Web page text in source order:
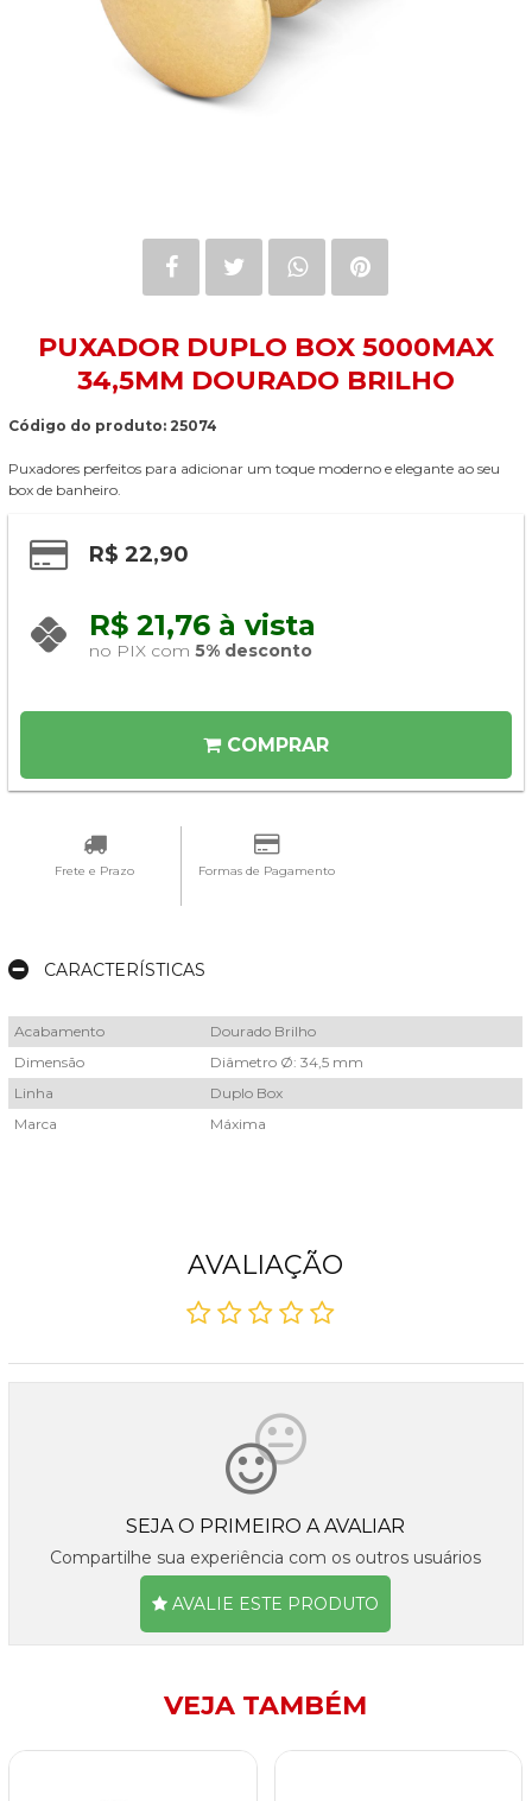
PUXADOR DUPLO BOX 5000MAX
34,5MM DOURADO BRILHO
Código do produto: 25074
Puxadores perfeitos para adicionar um toque moderno e elegante ao seu
box de banheiro.
R$ 22,90
R$ 21,76 à vista
no PIX com 5% desconto
COMPRAR
Frete e Prazo Formas de Pagamento
CARACTERÍSTICAS
Acabamento
Dourado Brilho
Dimensão
Diâmetro Ø: 34,5 mm
Linha
Duplo Box
Marca
Máxima
AVALIAÇÃO
SEJA O PRIMEIRO A AVALIAR
Compartilhe sua experiência com os outros usuários
AVALIE ESTE PRODUTO
VEJA TAMBÉM